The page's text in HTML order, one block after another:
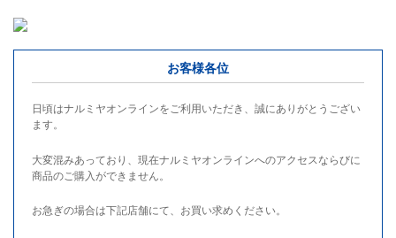
お客様各位
日頃はナルミヤオンラインをご利用いただき、誠にありがとうござい
ます。
大変混みあっており、現在ナルミヤオンラインへのアクセスならびに
商品のご購入ができません。
お急ぎの場合は下記店舗にて、お買い求めください。